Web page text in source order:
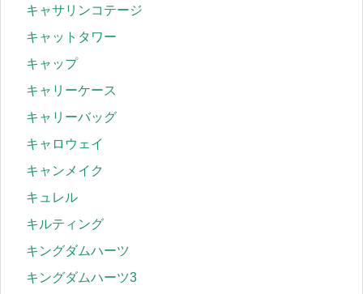
キャサリンコテージ
キャットタワー
キャップ
キャリーケース
キャリーバッグ
キャロウェイ
キャンメイク
キュレル
キルティング
キングダムハーツ
キングダムハーツ3